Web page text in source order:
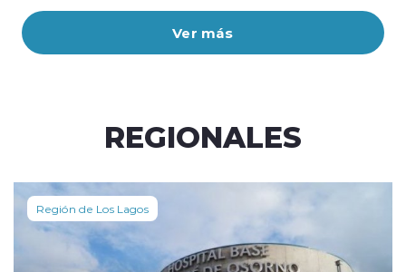
Ver más
REGIONALES
Región de Los Lagos